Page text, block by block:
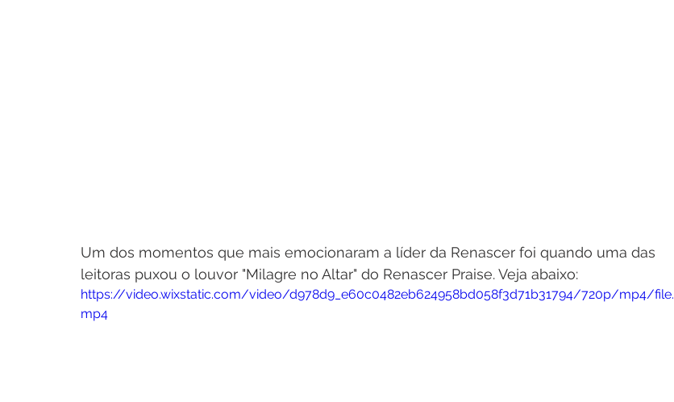
Um dos momentos que mais emocionaram a líder da Renascer foi quando uma das
leitoras puxou o louvor "Milagre no Altar" do Renascer Praise. Veja abaixo:
https://video.wixstatic.com/video/d978d9_e60c0482eb624958bd058f3d71b31794/720p/mp4/file.
mp4